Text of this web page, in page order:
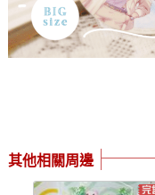
其他相關周邊